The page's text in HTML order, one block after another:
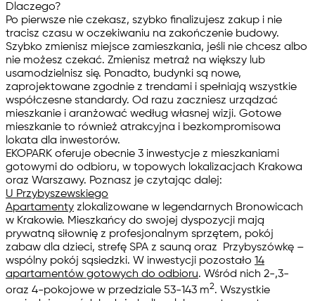
Dlaczego?
Po pierwsze nie czekasz, szybko finalizujesz zakup i nie
tracisz czasu w oczekiwaniu na zakończenie budowy.
Szybko zmienisz miejsce zamieszkania, jeśli nie chcesz albo
nie możesz czekać. Zmienisz metraż na większy lub
usamodzielnisz się. Ponadto, budynki są nowe,
zaprojektowane zgodnie z trendami i spełniają wszystkie
współczesne standardy. Od razu zaczniesz urządzać
mieszkanie i aranżować według własnej wizji. Gotowe
mieszkanie to również atrakcyjna i bezkompromisowa
lokata dla inwestorów.
EKOPARK oferuje obecnie 3 inwestycje z mieszkaniami
gotowymi do odbioru, w topowych lokalizacjach Krakowa
oraz Warszawy. Poznasz je czytając dalej:
U Przybyszewskiego
Apartamenty zlokalizowane w legendarnych Bronowicach
w Krakowie. Mieszkańcy do swojej dyspozycji mają
prywatną siłownię z profesjonalnym sprzętem, pokój
zabaw dla dzieci, strefę SPA z sauną oraz Przybyszówkę –
wspólny pokój sąsiedzki. W inwestycji pozostało 14
apartamentów gotowych do odbioru. Wśród nich 2-,3-
oraz 4-pokojowe w przedziale 53-143 m2. Wszystkie